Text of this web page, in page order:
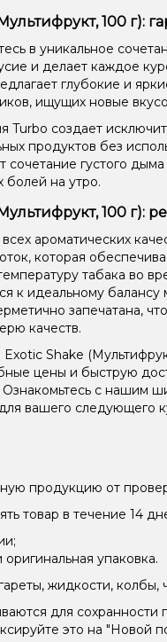
100 г):
в уникальное
и делает каждое
глубокие и
ищущих новые
Turbo создает
продуктов без
сочетание густого
болей на утро.
100 г):
ароматических
которая
табака во
к идеальному
запечатана,
качеств.
Shake
цены и быструю
с нашим
вашего следующего
продукцию от
товар в течение 14
упаковка.
жидкости,
для
это на "Новой